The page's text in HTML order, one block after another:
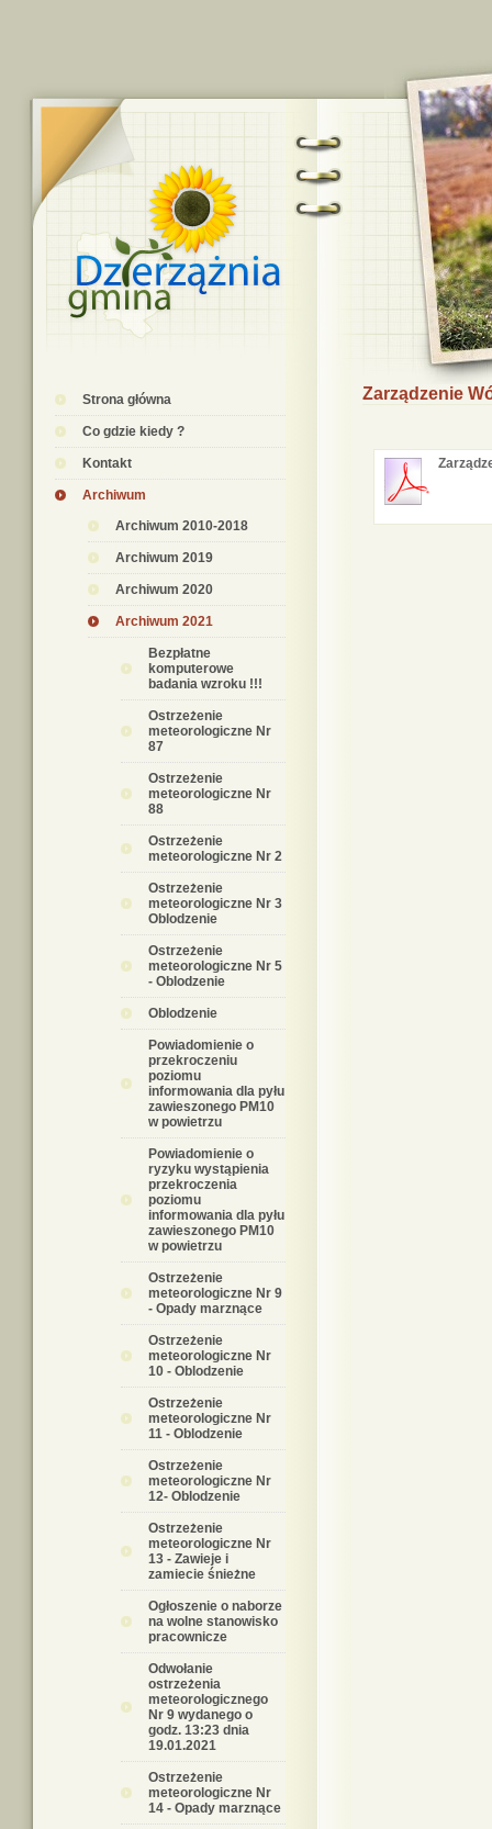
Strona główna
Co gdzie kiedy ?
Kontakt
Archiwum
Archiwum 2010-2018
Archiwum 2019
Archiwum 2020
Archiwum 2021
Bezpłatne
komputerowe
badania wzroku !!!
Ostrzeżenie
meteorologiczne Nr
87
Ostrzeżenie
meteorologiczne Nr
88
Ostrzeżenie
meteorologiczne Nr 2
Ostrzeżenie
meteorologiczne Nr 3
Oblodzenie
Ostrzeżenie
meteorologiczne Nr 5
- Oblodzenie
Oblodzenie
Powiadomienie o
przekroczeniu
poziomu
informowania dla pyłu
zawieszonego PM10
w powietrzu
Powiadomienie o
ryzyku wystąpienia
przekroczenia
poziomu
informowania dla pyłu
zawieszonego PM10
w powietrzu
Ostrzeżenie
meteorologiczne Nr 9
- Opady marznące
Ostrzeżenie
meteorologiczne Nr
10 - Oblodzenie
Ostrzeżenie
meteorologiczne Nr
11 - Oblodzenie
Ostrzeżenie
meteorologiczne Nr
12- Oblodzenie
Ostrzeżenie
meteorologiczne Nr
13 - Zawieje i
zamiecie śnieżne
Ogłoszenie o naborze
na wolne stanowisko
pracownicze
Odwołanie
ostrzeżenia
meteorologicznego
Nr 9 wydanego o
godz. 13:23 dnia
19.01.2021
Ostrzeżenie
meteorologiczne Nr
14 - Opady marznące
Zarządzenie